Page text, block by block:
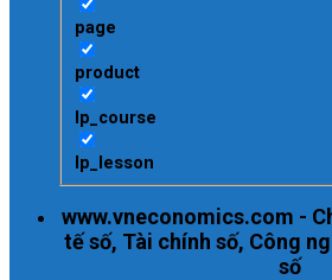
page
product
lp_course
lp_lesson
www.vneconomics.com -
tế số, Tài chính số, Công
số